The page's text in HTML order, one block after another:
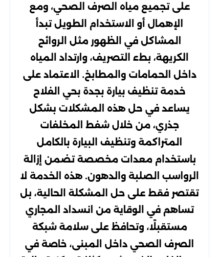
على تجميع مياه الصرف الصحي، ومع
الإهمال أو الاستخدام الطويل تبدأ
المشاكل في الظهور مثل الروائح
الكريهة، بطء التصريف، وارتداد المياه
داخل الحمامات والمطابخ. الاعتماد على
خدمة تنظيف بيارة بجدة بحي الفلاح
يساعد في حل هذه المشكلات بشكل
جذري، من خلال شفط المخلفات
المتراكمة وتنظيف البيارة بالكامل
باستخدام معدات مخصصة تضمن إزالة
الرواسب الصلبة والدهون. هذه الخدمة لا
تقتصر فقط على حل المشكلة الحالية، بل
تساهم في الوقاية من انسداد المجاري
مستقبلًا، وتحافظ على سلامة شبكة
الصرف الصحي داخل المبنى، خاصة في